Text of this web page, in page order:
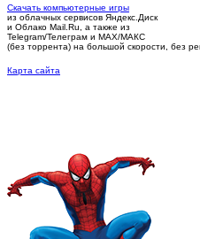
Скачать компьютерные игры
из облачных сервисов Яндекс.Диск
и Облако Mail.Ru, а также из
Telegram/Телеграм и MAX/МАКС
(без торрента) на большой скорости, без
Карта сайта